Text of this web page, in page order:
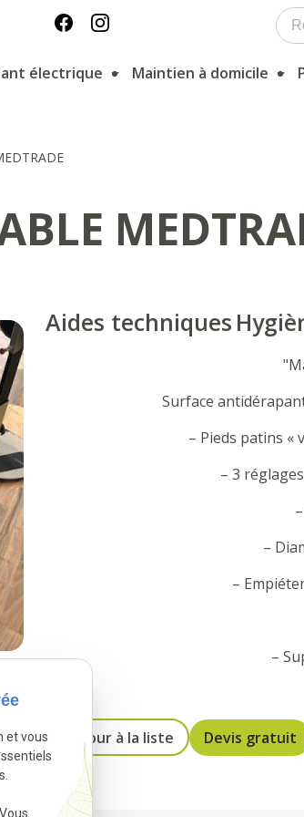
électrique Maintien à domicile
Aides techniques
Surface
– Pieds patins «
– 3
–
–
–
Retour à la liste Devis gratuit
et vous